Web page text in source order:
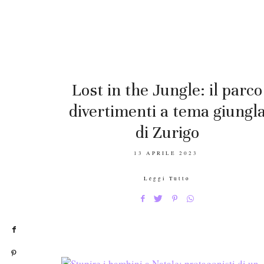
Lost in the Jungle: il parco
divertimenti a tema
di Zurigo
POSTED
13 APRILE 2023
Leggi Tutto